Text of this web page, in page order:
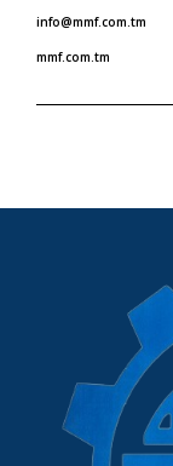
info@mmf.com.tm
mmf.com.tm